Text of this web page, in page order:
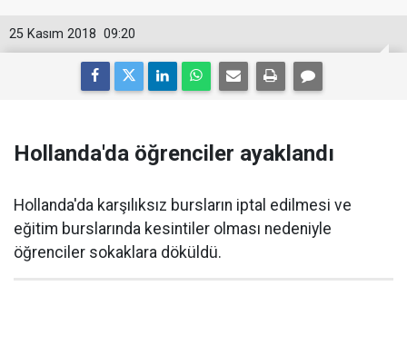
09:20
25 Kasım 2018
Hollanda'da öğrenciler ayaklandı
Hollanda'da karşılıksız bursların iptal edilmesi ve
eğitim burslarında kesintiler olması nedeniyle
öğrenciler sokaklara döküldü.